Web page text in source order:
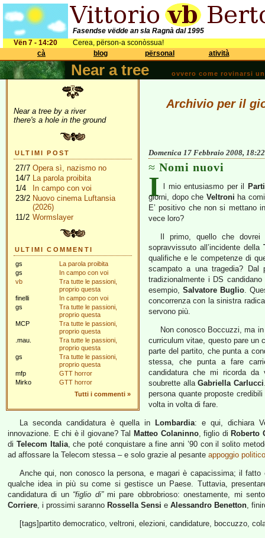
Fasendse vëdde an sla Ragnà dal 1995
Vën 7 - 14:20
Cerea, përson-a sconòssua!
cà
blog përsonal atività
Near a tree ovvero come rovinarsi
Near a tree by a river
there's a hole in the ground
ULTIMI POST
27/7 Opera sì, nazismo no
14/7 La parola proibita
1/4
In campo con voi
23/2 Nuovo cinema Luftansia
(2026)
11/2 Wormslayer
ULTIMI COMMENTI
gs
La parola proibita
gs
In campo con voi
vb
Tra tutte le passioni,
proprio questa
finelli
In campo con voi
gs
Tra tutte le passioni,
proprio questa
MCP
Tra tutte le passioni,
proprio questa
.mau.
Tra tutte le passioni,
proprio questa
gs
Tra tutte le passioni,
proprio questa
mfp
GTT horror
Mirko
GTT horror
Tutti i commenti »
Archivio per il
Domenica 17 Febbraio 2008, 18:22
Nomi nuovi
I l mio entusiasmo per il
giorni, dopo che Veltroni ha
E’ positivo che non si mettano
vece loro?
Il primo, quello che
sopravvissuto all’incidente della
qualifiche e le competenze di
scampato a una tragedia?
tradizionalmente i DS
esempio, Salvatore Buglio.
concorrenza con la sinistra
servono più.
Non conosco Boccuzzi, ma
curriculum vitae, questo pare un
parte del partito, che punta a
stessa, che punta a fare
candidatura che mi ricorda
soubrette allaGabriella Carlucci
persona quante proposte
volta in volta di fare.
La seconda candidatura è quella in Lombardia: e qui, dichiara
innovazione. E chi è il giovane? Tal Matteo Colaninno, figlio di Roberto
di Telecom Italia, che poté conquistare a fine anni ’90 con il solito
ad affossare la Telecom stessa – e solo grazie al pesante appoggio
Anche qui, non conosco la persona, e magari è capacissima; il
qualche idea in più su come si gestisce un Paese. Tuttavia,
candidatura di un “figlio di”mi pare obbrobrioso: onestamente, mi
Corriere, i prossimi saranno Rossella Sensi e Alessandro Benetton,
[tags]partito democratico, veltroni, elezioni, candidature, boccuzzo,